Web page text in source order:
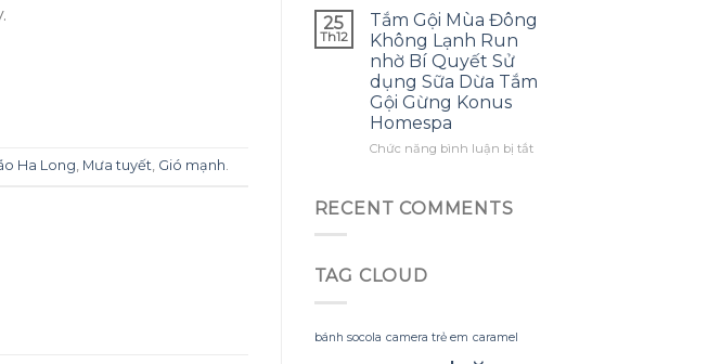
Ha Long Mưa tuyết Gió mạnh
lồ
nhăn
rách
thế
nào
dụng
25
Th12
Tắm Gội Mùa Đông
Không Lạnh Run
nhờ Bí Quyết Sử
dụng Sữa Dừa Tắm
Gội Gừng Konus
Homespa
Chức năng bình luận bị tắtở
RECENT COMMENTS
TAG CLOUD
bánh socola camera trẻ em caramel